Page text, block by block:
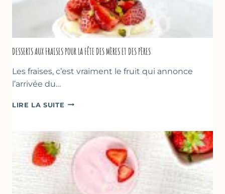
DESSERTS AUX FRAISES POUR LA FÊTE DES MÈRES ET DES PÈRES
Les fraises, c’est vraiment le fruit qui annonce
l’arrivée du…
LIRE LA SUITE DESSERTS
POUR
FÊTE
DES